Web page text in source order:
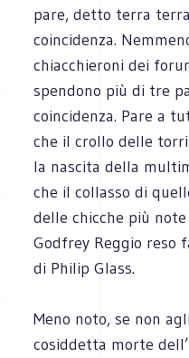
pare, detto terra
coincidenza.
chiacchieroni dei
spendono più di tre
coincidenza. Pare a
che il crollo delle
la nascita della
che il collasso di
delle chicche più
Godfrey Reggio reso
di Philip Glass.
Meno noto, se non
cosiddetta morte